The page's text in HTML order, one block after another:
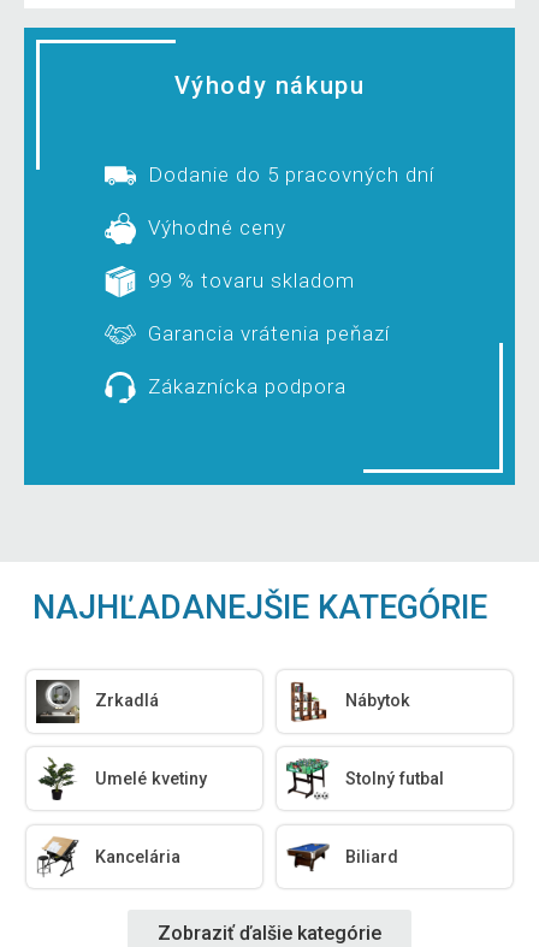
Výhody nákupu
Dodanie do 5 pracovných dní
Výhodné ceny
99 % tovaru skladom
Garancia vrátenia peňazí
Zákaznícka podpora
NAJHĽADANEJŠIE KATEGÓRIE
Zrkadlá Nábytok
Umelé kvetiny Stolný futbal
Kancelária Biliard
Zobraziť ďalšie kategórie